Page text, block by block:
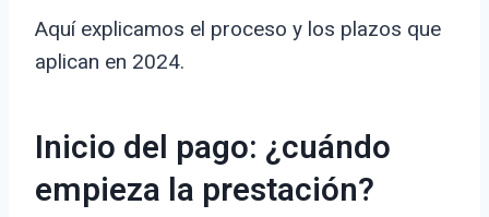
Aquí explicamos el proceso y los plazos que
aplican en 2024.
Inicio del pago: ¿cuándo
empieza la prestación?